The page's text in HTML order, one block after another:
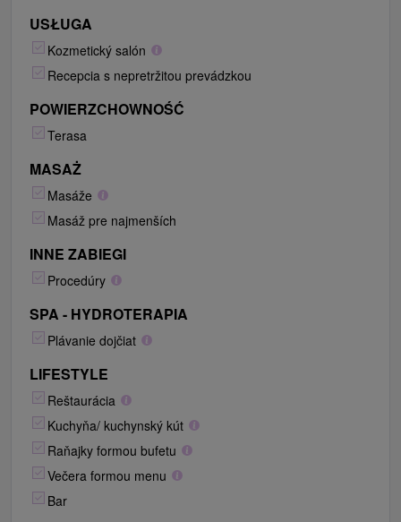
USŁUGA
Kozmetický salón
Recepcia s nepretržitou prevádzkou
POWIERZCHOWNOŚĆ
Terasa
MASAŻ
Masáže
Masáž pre najmenších
INNE ZABIEGI
Procedúry
SPA - HYDROTERAPIA
Plávanie dojčiat
LIFESTYLE
Reštaurácia
Kuchyňa/ kuchynský kút
Raňajky formou bufetu
Večera formou menu
Bar